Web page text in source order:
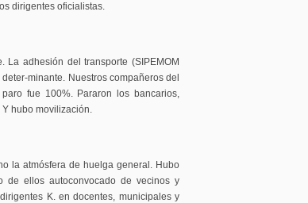
dirigentes oficialistas.
La adhesión del transporte (SIPEMOM
minante. Nuestros compañeros del
fue 100%. Pararon los bancarios,
hubo movilización.
la atmósfera de huelga general. Hubo
ellos autoconvocado de vecinos y
K. en docentes, municipales y